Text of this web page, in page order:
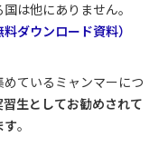
は他にありません。
ダウンロード資料）
ているミャンマーにつ
生としてお勧めされて
す。